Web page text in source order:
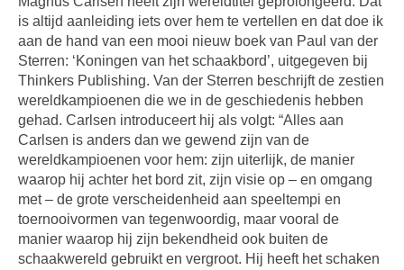
is altijd aanleiding iets over hem te vertellen en dat doe ik
aan de hand van een mooi nieuw boek van Paul van der
Sterren: ‘Koningen van het schaakbord’, uitgegeven bij
Thinkers Publishing. Van der Sterren beschrijft de zestien
wereldkampioenen die we in de geschiedenis hebben
gehad. Carlsen introduceert hij als volgt: “Alles aan
Carlsen is anders dan we gewend zijn van de
wereldkampioenen voor hem: zijn uiterlijk, de manier
waarop hij achter het bord zit, zijn visie op – en omgang
met – de grote verscheidenheid aan speeltempi en
toernooivormen van tegenwoordig, maar vooral de
manier waarop hij zijn bekendheid ook buiten de
schaakwereld gebruikt en vergroot. Hij heeft het schaken